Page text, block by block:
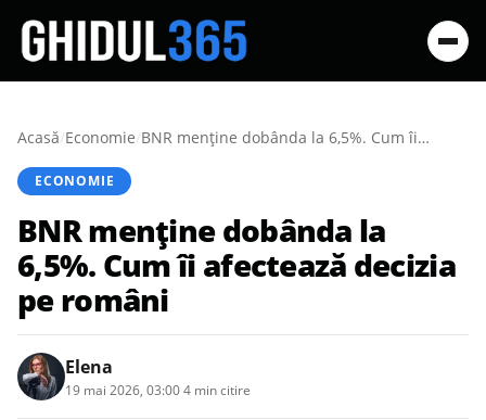
Acasă/Economie/ BNR menține dobânda la 6,5%. Cum îi afectează decizia pe români
ECONOMIE
BNR menține dobânda la
6,5%. Cum îi afectează decizia
pe români
Elena
19 mai 2026, 03:004 min citire